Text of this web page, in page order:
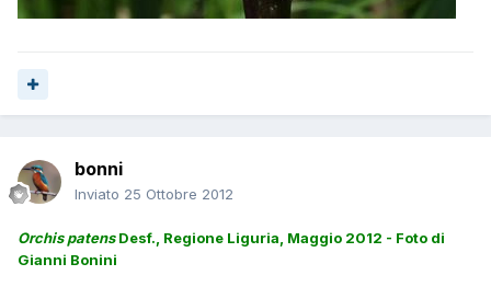
bonni
Inviato 25 Ottobre 2012
Orchis patensDesf., Regione Liguria, Maggio 2012 - Foto di
Gianni Bonini